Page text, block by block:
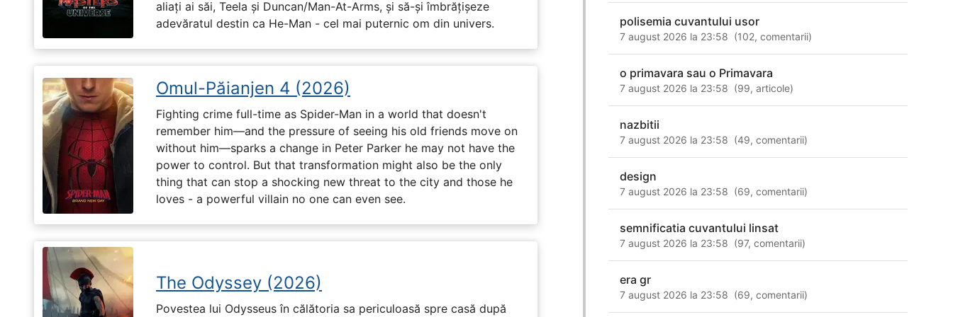
aliați ai săi, Teela și Duncan/Man-At-Arms, și să-și îmbrățișeze
adevăratul destin ca He-Man - cel mai puternic om din univers.
Omul-Păianjen 4 (2026)
Fighting crime full-time as Spider-Man in a world that doesn't
remember him—and the pressure of seeing his old friends move on
without him—sparks a change in Peter Parker he may not have the
power to control. But that transformation might also be the only
thing that can stop a shocking new threat to the city and those he
loves - a powerful villain no one can even see.
The Odyssey (2026)
Povestea lui Odysseus în călătoria sa periculoasă spre casă după
polisemia cuvantului usor
7 august 2026 la 23:58 (102,comentarii)
o primavara sau o Primavara
7 august 2026 la 23:58 (99,articole)
nazbitii
7 august 2026 la 23:58 (49,comentarii)
design
7 august 2026 la 23:58 (69,comentarii)
semnificatia cuvantului linsat
7 august 2026 la 23:58 (97,comentarii)
era gr
7 august 2026 la 23:58 (69,comentarii)